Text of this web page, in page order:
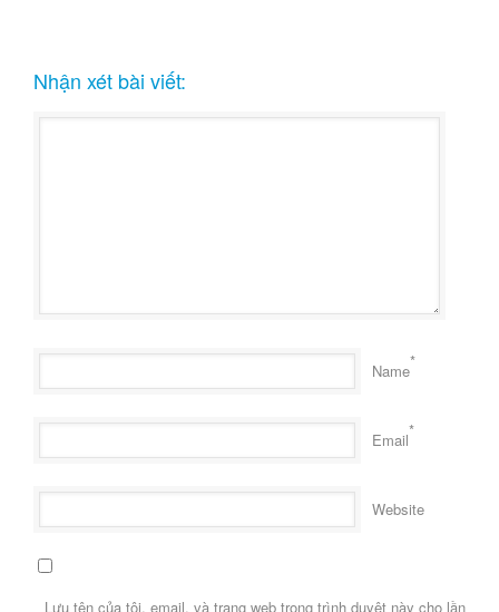
Nhận xét bài viết:
Name*
Email*
Website
Lưu tên của tôi, email, và trang web trong trình duyệt này cho lần